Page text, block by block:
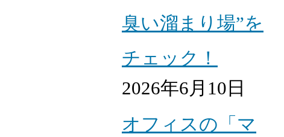
臭い溜まり場”を
チェック！
2026年6月10日
オフィスの「マ